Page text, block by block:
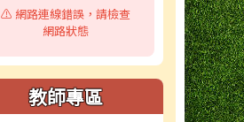
⚠️ 網路連線錯誤，請檢查
網路狀態
教師專區